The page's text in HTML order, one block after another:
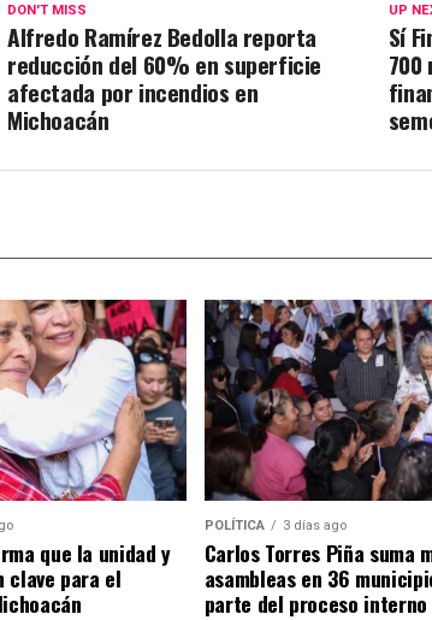
UP
Sí
700
DON'T MISS
Alfredo Ramírez Bedolla reporta
reducción del 60% en superficie
afectada por incendios en
Michoacán
que la unidad y
clave para el
POLÍTICA 3 días ago
Carlos Torres Piña suma
asambleas en 36
parte del proceso interno